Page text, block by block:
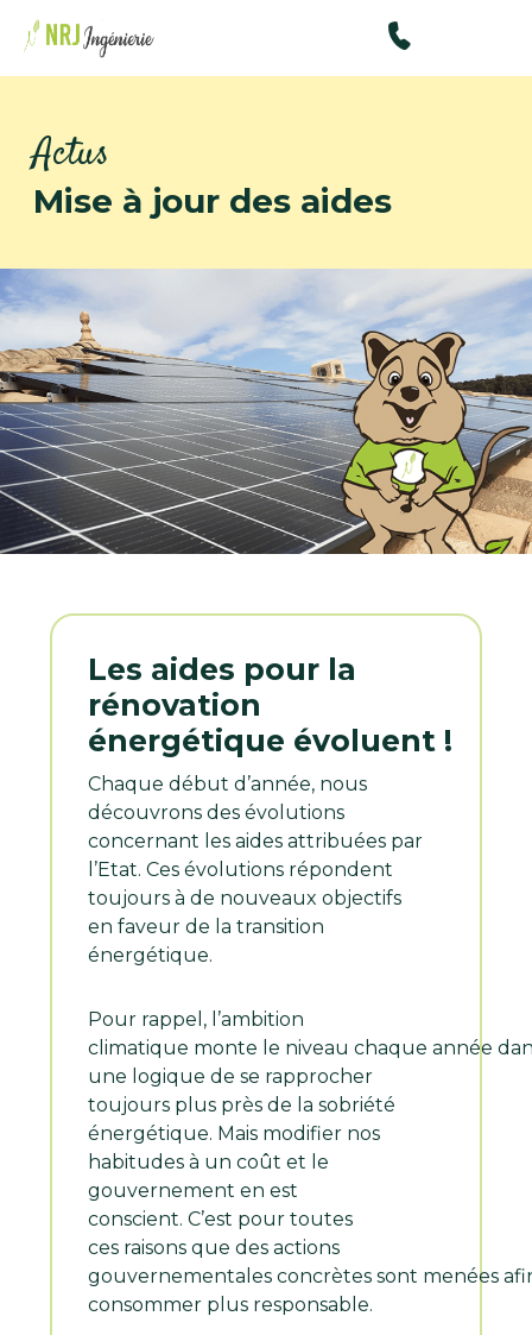
48434515
Actus
Mise à jour des aides
Les aides pour la
rénovation
énergétique évoluent !
Chaque début d’année, nous
découvrons des évolutions
concernant les aides attribuées par
l’Etat. Ces évolutions répondent
toujours à de nouveaux objectifs
en faveur de la transition
énergétique.
Pour rappel, l’ambition
climatique monte le niveau chaque année
une logique de se rapprocher
toujours plus près de la sobriété
énergétique. Mais modifier nos
habitudes à un coût et le
gouvernement en est
conscient. C’est pour toutes
ces raisons que des actions
gouvernementales concrètes sont menées
consommer plus responsable.